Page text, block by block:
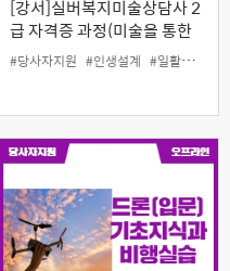
[강서]실버복지미술상담사 2
급 자격증 과정(미술을 통한
정서적안정과 창의적활동)
#당사자지원 #인생설계 #일활동지원